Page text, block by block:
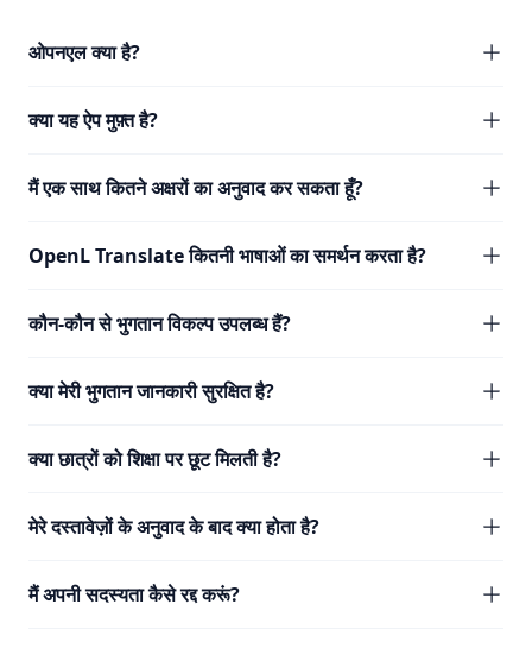
ओपनएल क्या है?
क्या यह ऐप मुफ़्त है?
मैं एक साथ कितने अक्षरों का अनुवाद कर सकता हूँ?
OpenL Translate कितनी भाषाओं का समर्थन करता है?
कौन-कौन से भुगतान विकल्प उपलब्ध हैं?
क्या मेरी भुगतान जानकारी सुरक्षित है?
क्या छात्रों को शिक्षा पर छूट मिलती है?
मेरे दस्तावेज़ों के अनुवाद के बाद क्या होता है?
मैं अपनी सदस्यता कैसे रद्द करूं?